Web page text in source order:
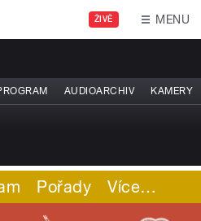
ŽIVĚ MENU
AUDIOARCHIV KAMERY
Pořady Více…